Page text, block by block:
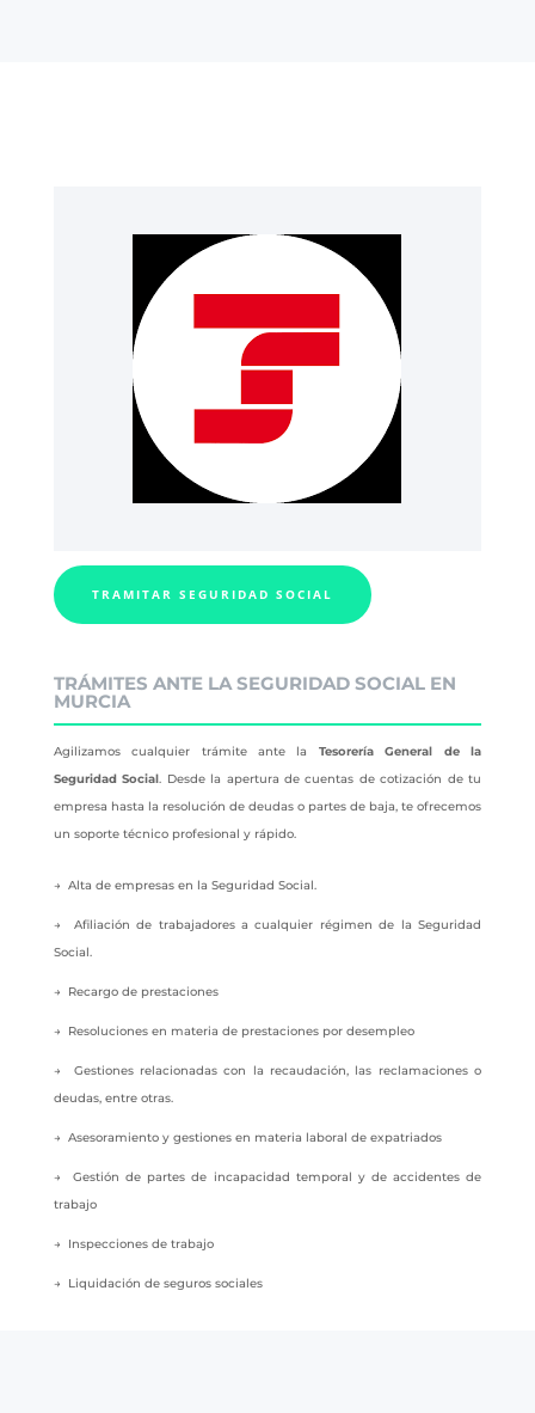
TRAMITAR SEGURIDAD SOCIAL
TRÁMITES ANTE LA SEGURIDAD SOCIAL EN
MURCIA
Agilizamos cualquier trámite ante la Tesorería General de la
Seguridad Social. Desde la apertura de cuentas de cotización de tu
empresa hasta la resolución de deudas o partes de baja, te ofrecemos
un soporte técnico profesional y rápido.
→ Alta de empresas en la Seguridad Social.
→ Afiliación de trabajadores a cualquier régimen de la Seguridad
Social.
→ Recargo de prestaciones
→ Resoluciones en materia de prestaciones por desempleo
→ Gestiones relacionadas con la recaudación, las reclamaciones o
deudas, entre otras.
→ Asesoramiento y gestiones en materia laboral de expatriados
→ Gestión de partes de incapacidad temporal y de accidentes de
trabajo
→ Inspecciones de trabajo
→ Liquidación de seguros sociales